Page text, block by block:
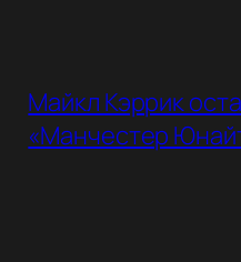
Майкл Кэррик
«Манчестер